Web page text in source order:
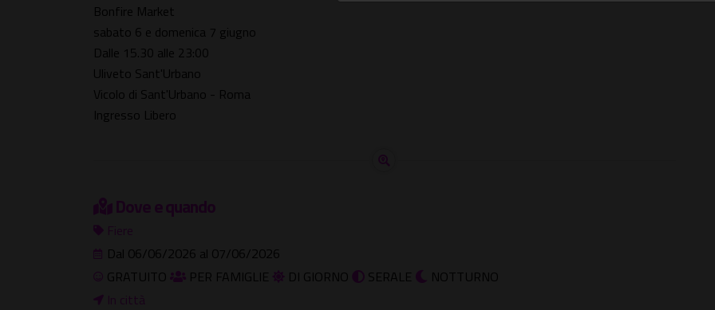
Bonfire Market
sabato 6 e domenica 7 giugno
Dalle 15.30 alle 23:00
Uliveto Sant'Urbano
Vicolo di Sant'Urbano - Roma
Ingresso Libero
Dove e quando
Fiere
Dal 06/06/2026 al 07/06/2026
GRATUITO
PER FAMIGLIE DI GIORNO SERALE
NOTTURNO
In città